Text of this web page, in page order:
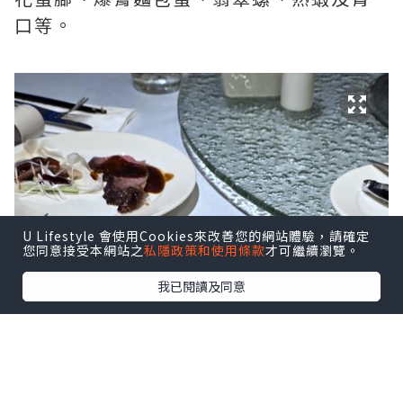
口等。
U Lifestyle 會使用Cookies來改善您的網站體驗，請確定
您同意接受本網站之私隱政策和使用條款才可繼續瀏覽。
我已閱讀及同意